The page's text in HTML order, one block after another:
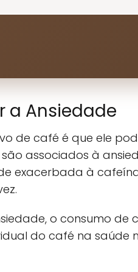
a Ansiedade
de café é que ele
associados à
exacerbada à
o consumo de
do café na saúde